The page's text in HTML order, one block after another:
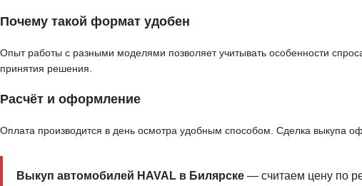
Почему такой формат удобен
Опыт работы с разными моделями позволяет учитывать особенности
принятия решения.
Расчёт и оформление
Оплата производится в день осмотра удобным способом. Сделка выкупа
Выкуп автомобилей HAVAL в Билярске— считаем цену по